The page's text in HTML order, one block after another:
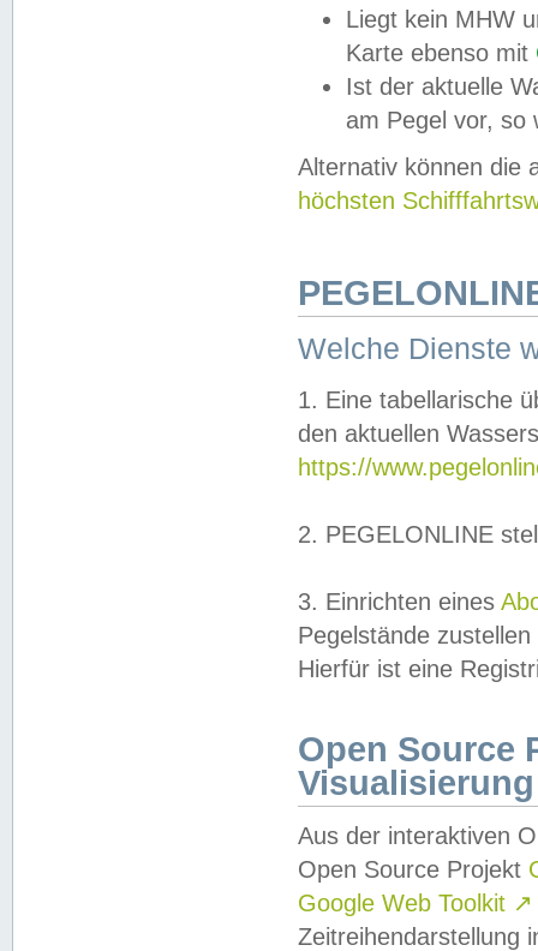
Liegt kein MHW
Karte ebenso mit
Ist der aktuelle
am Pegel vor,
Alternativ können die
höchsten
Welche Dienste
1. Eine tabellarische
den aktuellen
https://
2. PEGELONLINE
3. Einrichten eines
Pegelstände
Hierfür ist eine
Open Source
Visualisierung
Aus der interaktiven
Open Source Projekt
Google Web Toolkit ↗
Zeitreihendarstellung